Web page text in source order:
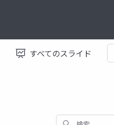
すべてのスライド
検索